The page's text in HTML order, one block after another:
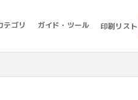
テゴリ ガイド・ツール 印刷リスト